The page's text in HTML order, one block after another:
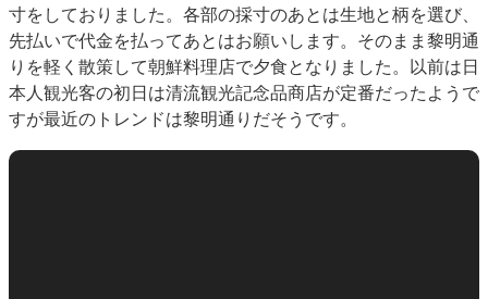
寸をしておりました。各部の採寸のあとは生地と柄を選び、
先払いで代金を払ってあとはお願いします。そのまま黎明通
りを軽く散策して朝鮮料理店で夕食となりました。以前は日
本人観光客の初日は清流観光記念品商店が定番だったようで
すが最近のトレンドは黎明通りだそうです。